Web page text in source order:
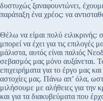
δυστυχώς ξαναφουντώνει,
παράταξη ένα χρέος: να
Θέλω να είμαι πολύ ειλικρινής:
μπορεί να έχει για τις επιλογές
μάλιστα, αυτός είναι παλιός
σεβασμός μας μόνο αυξάνεται.
επιχειρήματα για το έργο μας και
αστοχίες μας. Πάνω απ’ όλα,
μιλήσουμε με αλήθειες για την
και για τα διακυβεύματα που